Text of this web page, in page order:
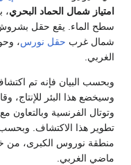
امتياز شمال الحماد البحري
شمال غرب حقل نورس، وحوالي
الغربي.
وسيخضع هذا البئر للإنتاج،
وتوتال الفرنسية
تطوير هذا الاكتشاف.
منطقة نوروس الكبرى، من
ماضي الغربي.